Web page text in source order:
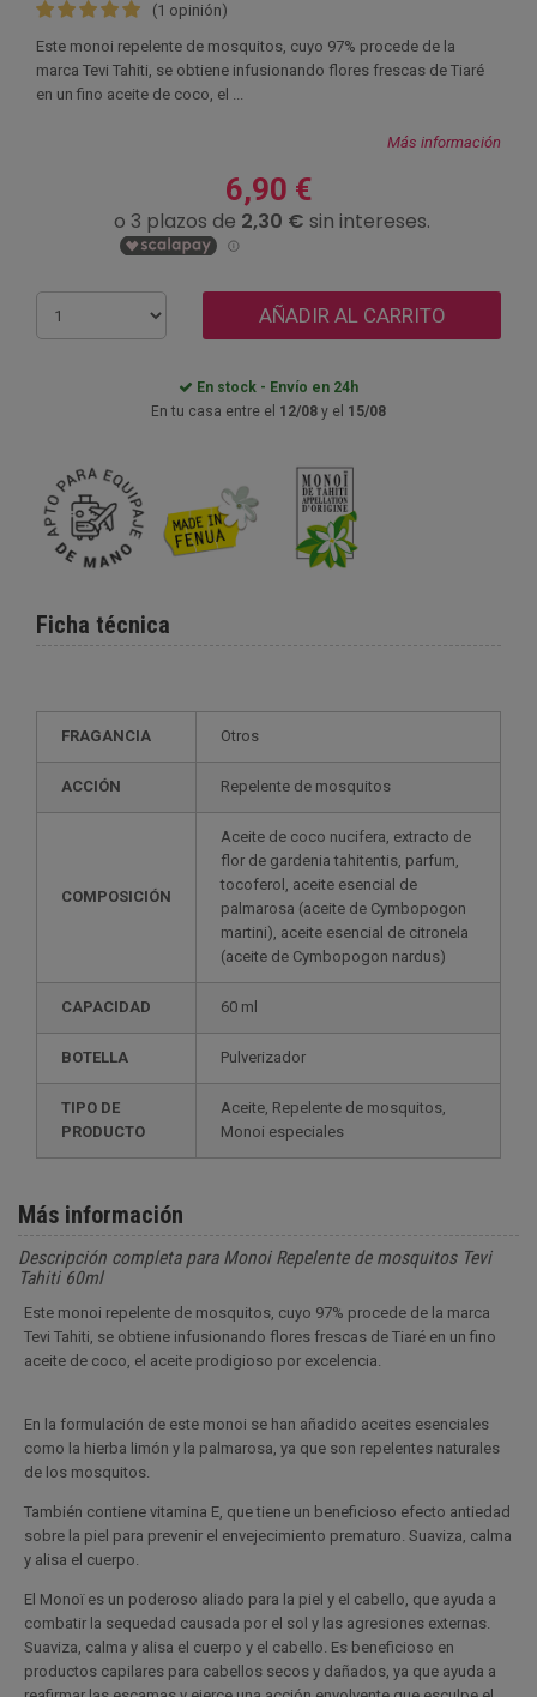
(1 opinión)
Este monoi repelente de mosquitos, cuyo 97% procede de la
marca Tevi Tahiti, se obtiene infusionando flores frescas de Tiaré
en un fino aceite de coco, el ...
Más información
6,90 €
AÑADIR AL CARRITO
En stock - Envío en 24h
En tu casa entre el 12/08 y el 15/08
Ficha técnica
FRAGANCIA Otros
ACCIÓN Repelente de mosquitos
COMPOSICIÓN
Aceite de coco nucifera, extracto de
flor de gardenia tahitentis, parfum,
tocoferol, aceite esencial de
palmarosa (aceite de Cymbopogon
martini), aceite esencial de citronela
(aceite de Cymbopogon nardus)
CAPACIDAD 60 ml
BOTELLA Pulverizador
TIPO DE
PRODUCTO
Aceite, Repelente de mosquitos,
Monoi especiales
Más información
Descripción completa para Monoi Repelente de mosquitos Tevi
Tahiti 60ml
Este monoi repelente de mosquitos, cuyo 97% procede de la marca
Tevi Tahiti, se obtiene infusionando flores frescas de Tiaré en un fino
aceite de coco, el aceite prodigioso por excelencia.
En la formulación de este monoi se han añadido aceites esenciales
como la hierba limón y la palmarosa, ya que son repelentes naturales
de los mosquitos.
También contiene vitamina E, que tiene un beneficioso efecto antiedad
sobre la piel para prevenir el envejecimiento prematuro. Suaviza, calma
y alisa el cuerpo.
El Monoï es un poderoso aliado para la piel y el cabello, que ayuda a
combatir la sequedad causada por el sol y las agresiones externas.
Suaviza, calma y alisa el cuerpo y el cabello. Es beneficioso en
productos capilares para cabellos secos y dañados, ya que ayuda a